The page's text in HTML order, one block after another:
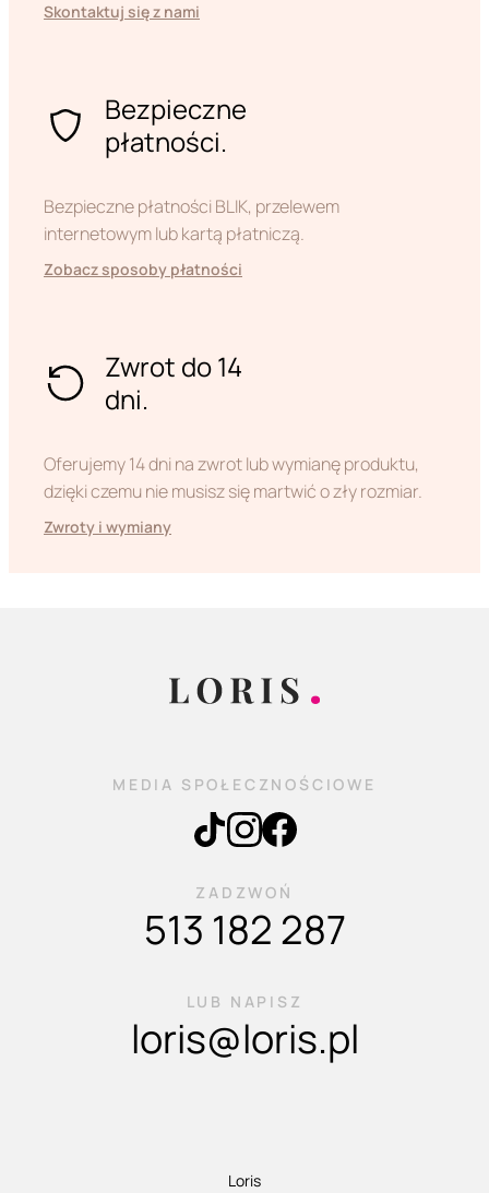
Skontaktuj się z nami
Bezpieczne
płatności.
Bezpieczne płatności BLIK, przelewem
internetowym lub kartą płatniczą.
Zobacz sposoby płatności
Zwrot do 14
dni.
Oferujemy 14 dni na zwrot lub wymianę produktu,
dzięki czemu nie musisz się martwić o zły rozmiar.
Zwroty i wymiany
MEDIA SPOŁECZNOŚCIOWE
ZADZWOŃ
513 182 287
LUB NAPISZ
loris@loris.pl
Loris